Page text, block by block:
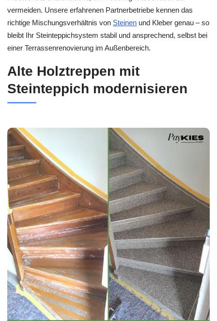
vermeiden. Unsere erfahrenen Partnerbetriebe kennen das
richtige Mischungsverhältnis von Steinen und Kleber genau – so
bleibt Ihr Steinteppichsystem stabil und ansprechend, selbst bei
einer Terrassenrenovierung im Außenbereich.
Alte Holztreppen mit
Steinteppich modernisieren